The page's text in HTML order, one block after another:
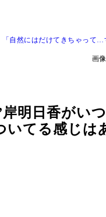
自然にはだけてきちゃって…
画
岸明日香が
てる感じは